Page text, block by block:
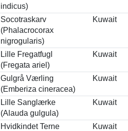
indicus)
Socotraskarv
(Phalacrocorax
nigrogularis)
Kuwait
Lille Fregatfugl
(Fregata ariel)
Kuwait
Gulgrå Værling
(Emberiza cineracea)
Kuwait
Lille Sanglærke
(Alauda gulgula)
Kuwait
Hvidkindet Terne
Kuwait